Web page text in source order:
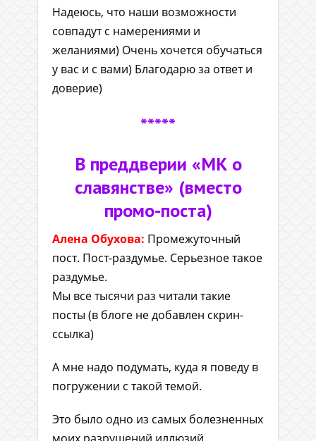
Надеюсь, что наши возможности
совпадут с намерениями и
желаниями) Очень хочется обучаться
у вас и с вами) Благодарю за ответ и
доверие)
*****
В преддверии «МК о
славянстве» (вместо
промо-поста)
Алена Обухова: Промежуточный
пост. Пост-раздумье. Серьезное такое
раздумье.
Мы все тысячи раз читали такие
посты (в блоге не добавлен скрин-
ссылка)
А мне надо подумать, куда я поведу в
погружении с такой темой.
Это было одно из самых болезненных